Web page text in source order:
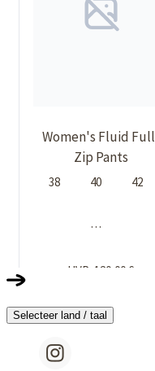
Selecteer land / taal